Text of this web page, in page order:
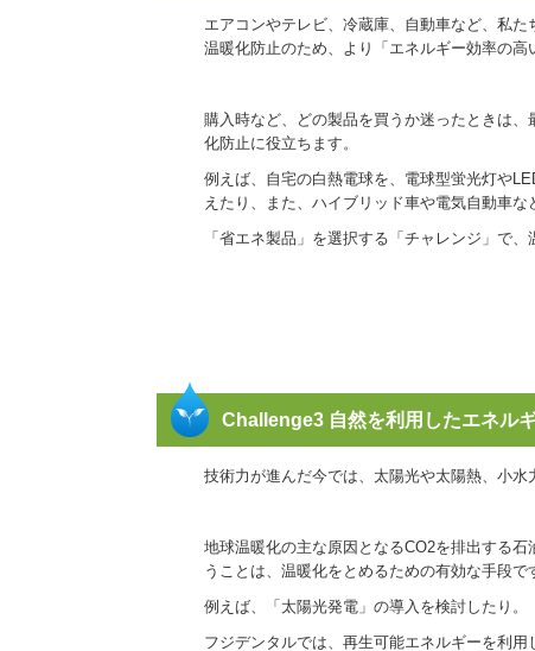
エアコンやテレビ、冷蔵庫、自動車など、私
温暖化防止のため、より「エネルギー効率の高
購入時など、どの製品を買うか迷ったときは
化防止に役立ちます。
例えば、自宅の白熱電球を、電球型蛍光灯や
えたり、また、ハイブリッド車や電気自動車な
「省エネ製品」を選択する「チャレンジ」で
Challenge3 自然を利用したエネル
技術力が進んだ今では、太陽光や太陽熱、小
地球温暖化の主な原因となるCO2を排出する
うことは、温暖化をとめるための有効な手段で
例えば、「太陽光発電」の導入を検討したり。
フジデンタルでは、再生可能エネルギーを利